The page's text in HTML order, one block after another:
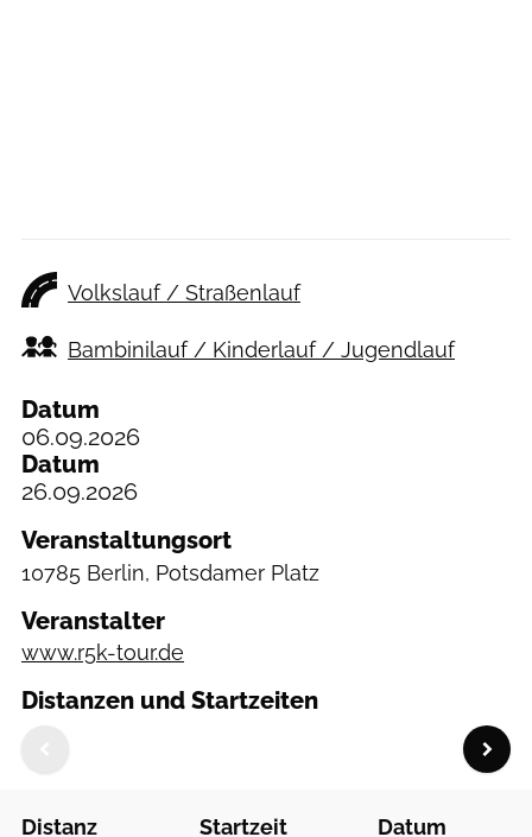
Volkslauf / Straßenlauf
Bambinilauf / Kinderlauf / Jugendlauf
Datum
06.09.2026
Datum
26.09.2026
Veranstaltungsort
10785 Berlin, Potsdamer Platz
Veranstalter
www.r5k-tour.de
Distanzen und Startzeiten
Distanz Startzeit Datum